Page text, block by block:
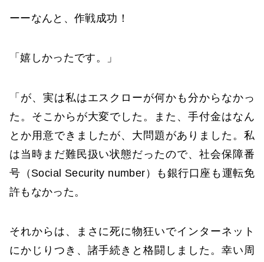
ーーなんと、作戦成功！
「嬉しかったです。」
「が、実は私はエスクローが何かも分からなかっ
た。そこからが大変でした。また、手付金はなん
とか用意できましたが、大問題がありました。私
は当時まだ難民扱い状態だったので、社会保障番
号（Social Security number）も銀行口座も運転免
許もなかった。
それからは、まさに死に物狂いでインターネット
にかじりつき、諸手続きと格闘しました。幸い周